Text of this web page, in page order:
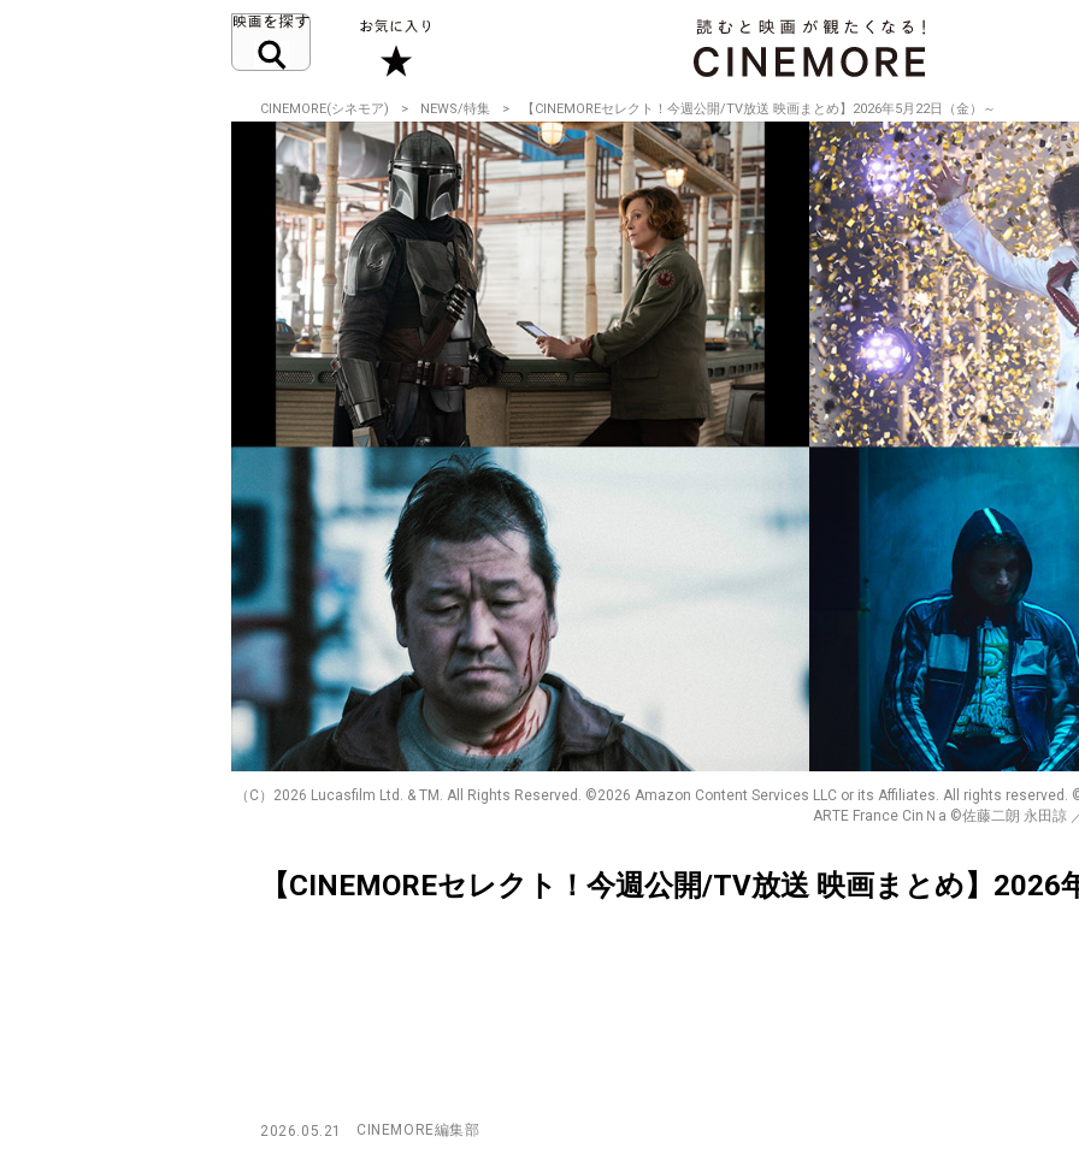
CINEMORE(シネモア) NEWS/特集 【CINEMOREセレクト！今週公開/TV放送 映画まとめ】2026年5月22日（金）～
（C）2026 Lucasfilm Ltd. & TM. All Rights Reserved. ©2026 Amazon Content Services LLC or its Affiliates. All rights reserved.
ARTE France CinＮa ©佐藤二朗 永田諒
【CINEMOREセレクト！今週公開/TV放送 映画まとめ】2026
2026.05.21 CINEMORE編集部